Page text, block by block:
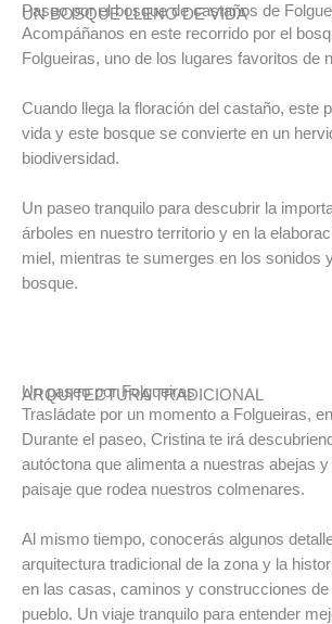
UN BOSQUE LLENO DE VIDA
Paseo por el bosque de castaños de
Acompáñanos en este recorrido por el
Folgueiras, uno de los lugares favoritos de
Cuando llega la floración del castaño, este
vida y este bosque se convierte en un
biodiversidad.
Un paseo tranquilo para descubrir la
árboles en nuestro territorio y en la
miel, mientras te sumerges en los sonidos
bosque.
ARQUITECTURA TRADICIONAL
Un paseo por Folgueiras
Trasládate por un momento a Folgueiras,
Durante el paseo, Cristina te irá
autóctona que alimenta a nuestras abejas y
paisaje que rodea nuestros colmenares.
Al mismo tiempo, conocerás algunos
arquitectura tradicional de la zona y la
en las casas, caminos y construcciones de
pueblo. Un viaje tranquilo para entender